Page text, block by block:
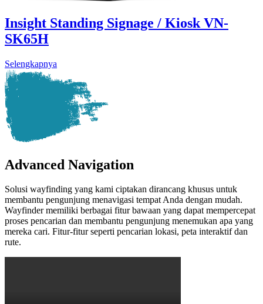
Insight Standing Signage / Kiosk VN-
SK65H
Selengkapnya
Advanced Navigation
Solusi wayfinding yang kami ciptakan dirancang khusus untuk
membantu pengunjung menavigasi tempat Anda dengan mudah.
Wayfinder memiliki berbagai fitur bawaan yang dapat mempercepat
proses pencarian dan membantu pengunjung menemukan apa yang
mereka cari. Fitur-fitur seperti pencarian lokasi, peta interaktif dan
rute.